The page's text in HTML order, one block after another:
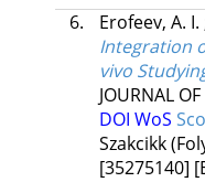
6.
Erofeev, A. I.
Integration
vivo
JOURNAL
DOI WoS
Szakcikk
[35275140]